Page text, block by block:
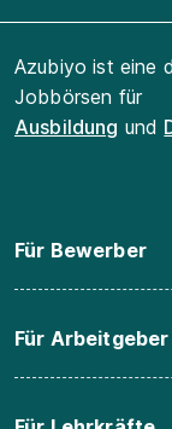
Azubiyo ist eine
Jobbörsen für
Ausbildung und
Für Bewerber
Für Arbeitgeber